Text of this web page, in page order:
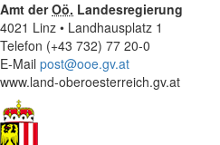
Amt derOö. Landesregierung
4021 Linz • Landhausplatz 1
Telefon (+43 732) 77 20-0
E-Mail post@ooe.gv.at
www.land-oberoesterreich.gv.at